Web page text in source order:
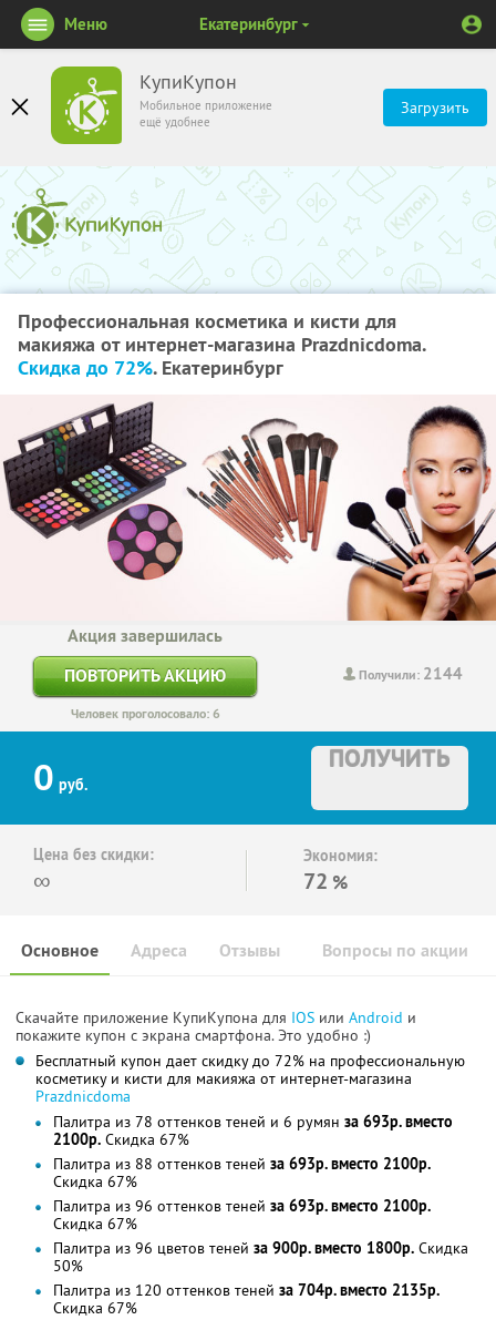
КупиКупон
Мобильное приложение
ещё удобнее
Загрузить
Меню Екатеринбург
Профессиональная косметика и кисти для
макияжа от интернет-магазина Рrazdnicdoma.
Скидка до 72%. Екатеринбург
Получили: 2144
Акция завершилась
ПОВТОРИТЬ АКЦИЮ
Человек проголосовало: 6
0 руб.
ПОЛУЧИТЬ
Цена без скидки:
∞
Экономия:
72 %
Основное Отзывы Вопросы по акции
Адреса
Скачайте приложение КупиКупона для IOS или Android и
покажите купон с экрана смартфона. Это удобно :)
Бесплатный купон дает скидку до 72% на профессиональную
косметику и кисти для макияжа от интернет-магазина
Рrazdnicdoma
Палитра из 78 оттенков теней и 6 румян за 693р. вместо
2100р. Скидка 67%
Палитра из 88 оттенков теней за 693р. вместо 2100р.
Скидка 67%
Палитра из 96 оттенков теней за 693р. вместо 2100р.
Скидка 67%
Палитра из 96 цветов теней за 900р. вместо 1800р. Скидка
50%
Палитра из 120 оттенков теней за 704р. вместо 2135р.
Скидка 67%